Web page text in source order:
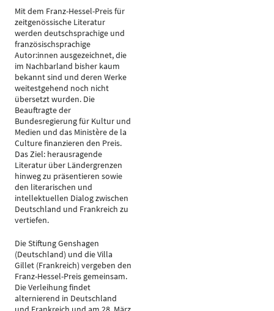
Mit dem Franz-Hessel-Preis für
zeitgenössische Literatur
werden deutschsprachige und
französischsprachige
Autor:innen ausgezeichnet, die
im Nachbarland bisher kaum
bekannt sind und deren Werke
weitestgehend noch nicht
übersetzt wurden. Die
Beauftragte der
Bundesregierung für Kultur und
Medien und das Ministère de la
Culture finanzieren den Preis.
Das Ziel: herausragende
Literatur über Ländergrenzen
hinweg zu präsentieren sowie
den literarischen und
intellektuellen Dialog zwischen
Deutschland und Frankreich zu
vertiefen.
Die Stiftung Genshagen
(Deutschland) und die Villa
Gillet (Frankreich) vergeben den
Franz-Hessel-Preis gemeinsam.
Die Verleihung findet
alternierend in Deutschland